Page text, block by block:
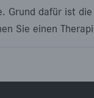
Grund dafür ist
Sie einen